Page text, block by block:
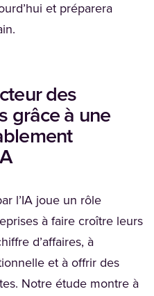
et préparera
des
grâce à une
l’IA joue un rôle
à faire croître leurs
d’affaires, à
et à offrir des
Notre étude montre à